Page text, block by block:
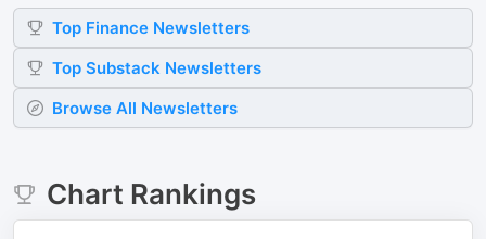
Top Finance Newsletters
Top Substack Newsletters
Browse All Newsletters
Chart Rankings